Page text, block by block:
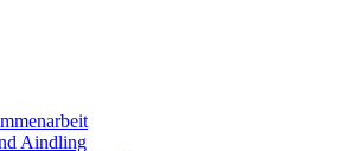
Aindling